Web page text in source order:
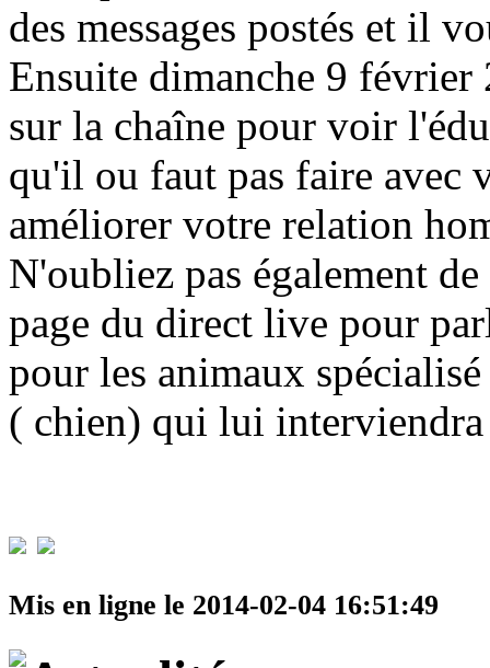
des messages postés et il
Ensuite dimanche 9 février
sur la chaîne pour voir
qu'il ou faut pas faire avec
améliorer votre relation
N'oubliez pas également
page du direct live pour
pour les animaux
( chien) qui lui
Mis en ligne le 2014-02-04 16:51:49